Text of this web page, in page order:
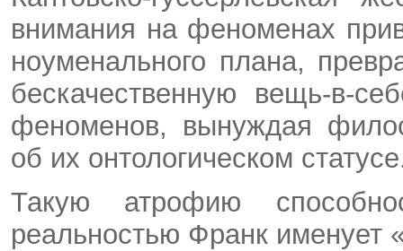
внимания на феноменах
ноуменального плана,
бескачественную вещь-в-
феноменов, вынуждая
об их онтологическом
Такую атрофию
реальностью Франк именует